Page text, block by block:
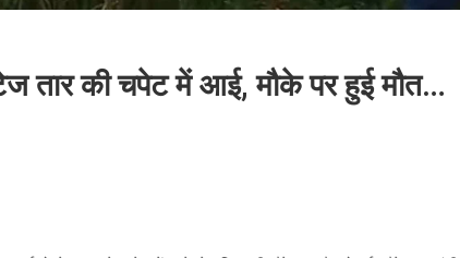
तार की चपेट में आई, मौके पर हुई मौत…